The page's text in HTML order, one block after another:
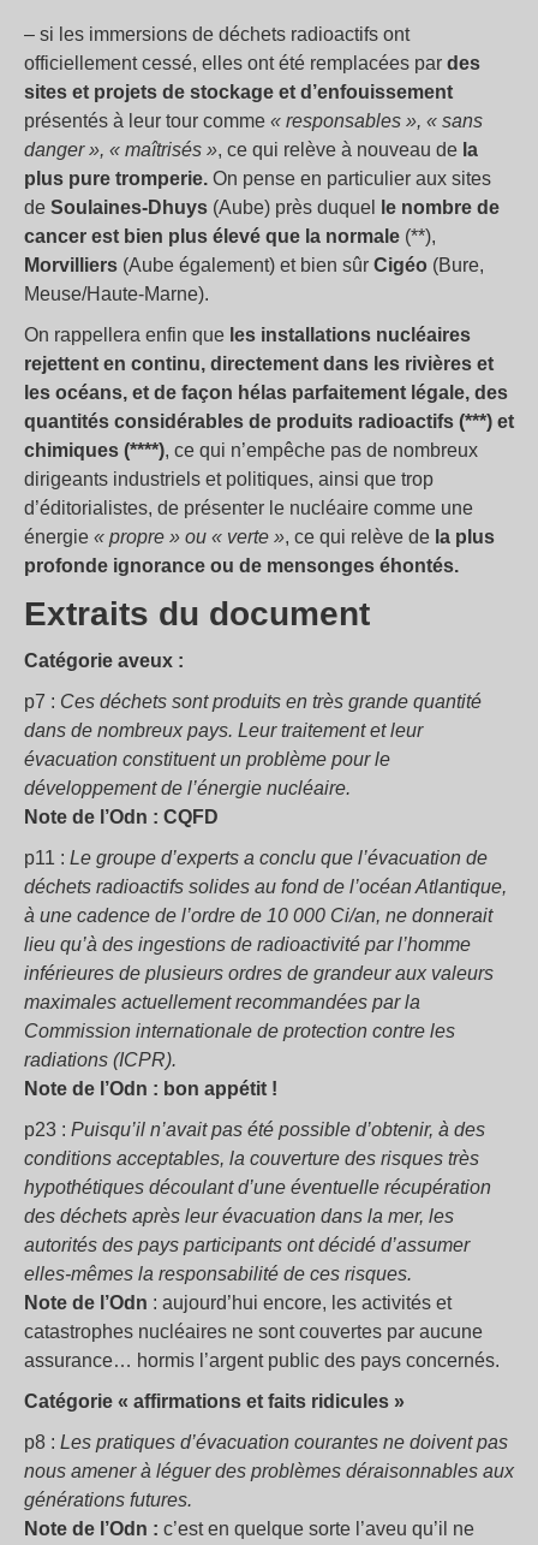
– si les immersions de déchets radioactifs ont
officiellement cessé, elles ont été remplacées par des
sites et projets de stockage et d’enfouissement
présentés à leur tour comme « responsables », « sans
danger », « maîtrisés », ce qui relève à nouveau de la
plus pure tromperie. On pense en particulier aux sites
de Soulaines-Dhuys (Aube) près duquel
le nombre de
cancer est bien plus élevé que la normale (**),
Morvilliers (Aube également) et bien sûr Cigéo (Bure,
Meuse/Haute-Marne).
On rappellera enfin que les installations nucléaires
rejettent en continu, directement dans les rivières et
les océans, et de façon hélas parfaitement légale, des
quantités considérables de produits radioactifs (***) et
chimiques (****), ce qui n’empêche pas de nombreux
dirigeants industriels et politiques, ainsi que trop
d’éditorialistes, de présenter le nucléaire comme une
énergie « propre » ou « verte », ce qui relève de la plus
profonde ignorance ou de mensonges éhontés.
Extraits du document
Catégorie aveux :
p7 : Ces déchets sont produits en très grande quantité
dans de nombreux pays. Leur traitement et leur
évacuation constituent un problème pour le
développement de l’énergie nucléaire.
Note de l’Odn : CQFD
p11 : Le groupe d’experts a conclu que l’évacuation de
déchets radioactifs solides au fond de l’océan Atlantique,
à une cadence de l’ordre de 10 000 Ci/an, ne donnerait
lieu qu’à des ingestions de radioactivité par l’homme
inférieures de plusieurs ordres de grandeur aux valeurs
maximales actuellement recommandées par la
Commission internationale de protection contre les
radiations (ICPR).
Note de l’Odn : bon appétit !
p23 : Puisqu’il n’avait pas été possible d’obtenir, à des
conditions acceptables, la couverture des risques très
hypothétiques découlant d’une éventuelle récupération
des déchets après leur évacuation dans la mer, les
autorités des pays participants ont décidé d’assumer
elles-mêmes la responsabilité de ces risques.
Note de l’Odn : aujourd’hui encore, les activités et
catastrophes nucléaires ne sont couvertes par aucune
assurance… hormis l’argent public des pays concernés.
Catégorie « affirmations et faits ridicules »
p8 : Les pratiques d’évacuation courantes ne doivent pas
nous amener à léguer des problèmes déraisonnables aux
générations futures.
Note de l’Odn : c’est en quelque sorte l’aveu qu’il ne